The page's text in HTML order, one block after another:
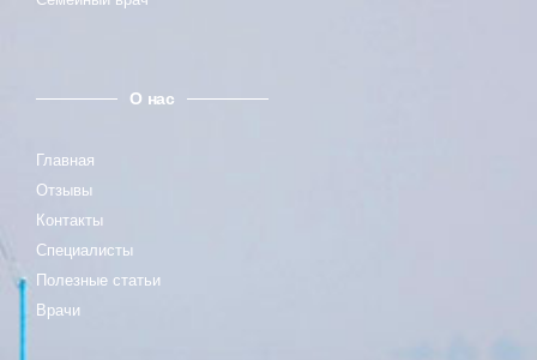
О нас
Главная
Отзывы
Контакты
Специалисты
Полезные статьи
Врачи